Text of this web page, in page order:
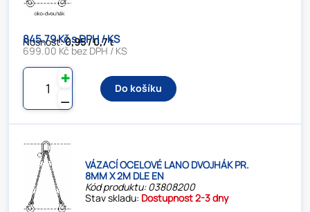
Nosnost:0,95 / 0,7 t
845.79 Kč s DPH / KS
699.00 Kč bez DPH / KS
⚊
✚
Do košíku
VÁZACÍ OCELOVÉ LANO DVOJHÁK PR.
8MM X 2M DLE EN
Kód produktu: 03808200
Stav skladu: Dostupnost 2-3 dny